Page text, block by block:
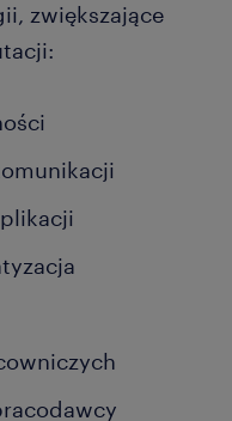
zwiększające